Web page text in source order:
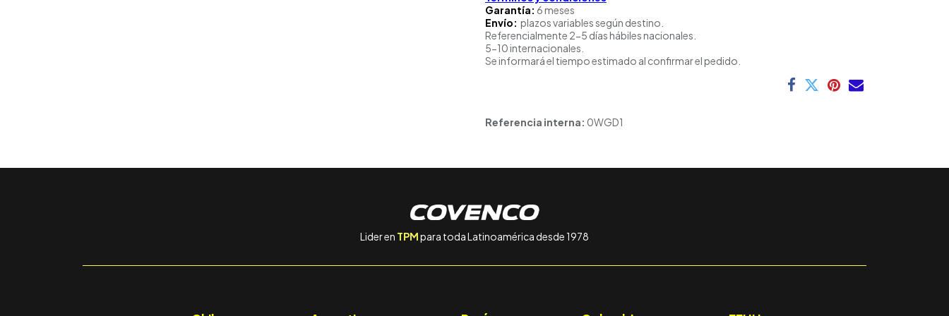
Garantía: 6 meses
Envío: plazos variables según destino.
Referencialmente 2-5 días hábiles nacionales.
5-10 internacionales.
Se informará el tiempo estimado al confirmar el pedido.
Referencia interna: 0WGD1
Lider en TPMpara toda Latinoamérica desde 1978